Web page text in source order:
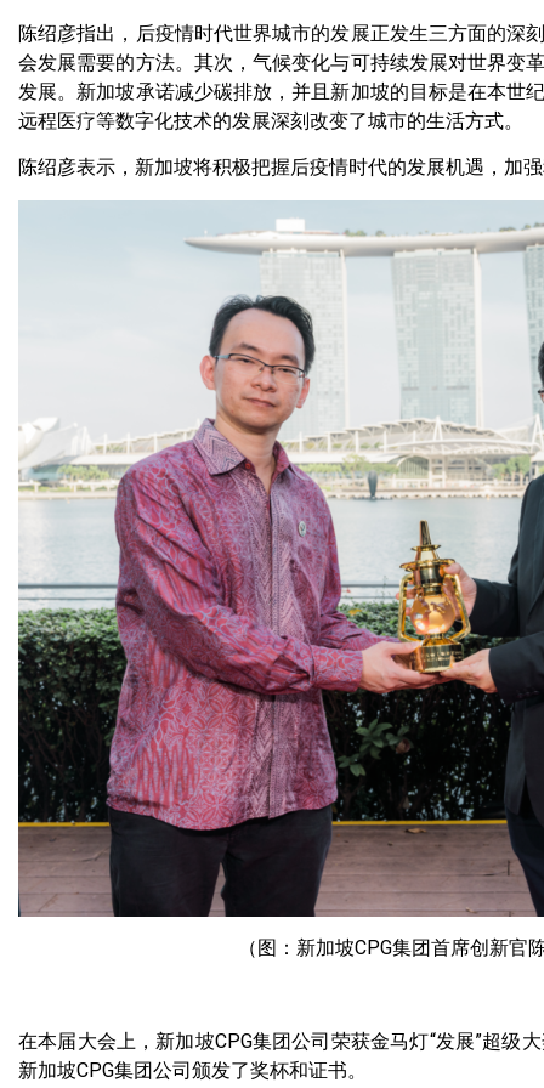
陈绍彦指出，后疫情时代世界城市的发展正发生三方面的深
会发展需要的方法。其次，气候变化与可持续发展对世界变
发展。新加坡承诺减少碳排放，并且新加坡的目标是在本世
远程医疗等数字化技术的发展深刻改变了城市的生活方式。
陈绍彦表示，新加坡将积极把握后疫情时代的发展机遇，加
（图：新加坡CPG集团首席创新
在本届大会上，新加坡CPG集团公司荣获金马灯“发展”超
新加坡CPG集团公司颁发了奖杯和证书。